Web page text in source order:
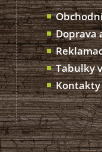
Doprava
Tabulky
Kontakty